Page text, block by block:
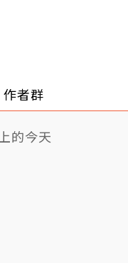
作者群
的今天